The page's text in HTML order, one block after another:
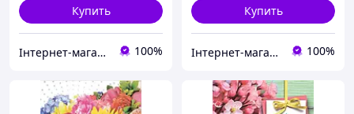
Купить
Інтернет-магазин Християнської книги 100%
Купить
Інтернет-магазин Християнської книги 100%